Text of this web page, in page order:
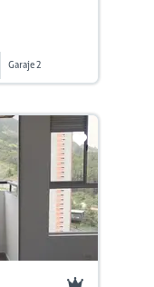
Garaje 2